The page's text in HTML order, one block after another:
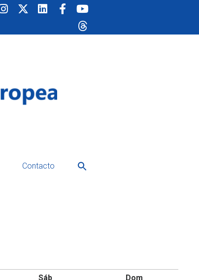
Contacto
Sáb Dom